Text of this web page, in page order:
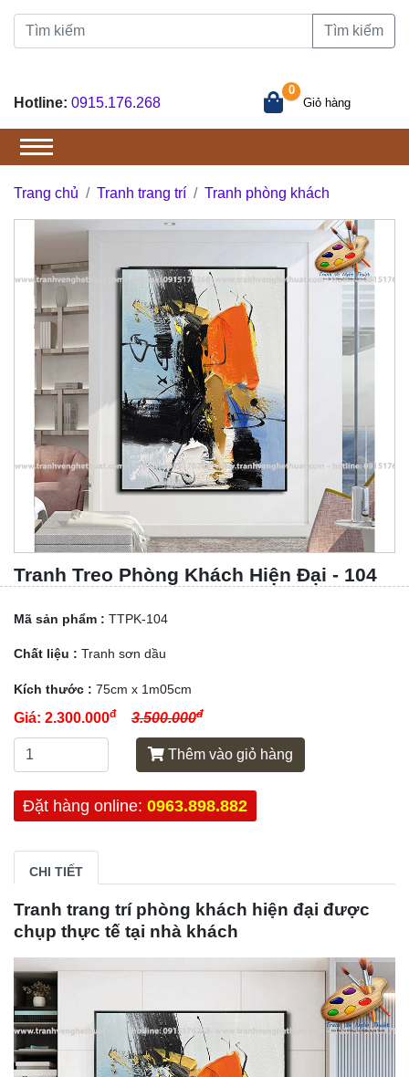
Tìm kiếm
Hotline: 0915.176.268
0
Giỏ hàng
Trang chủ Tranh trang trí Tranh phòng khách
Tranh Treo Phòng Khách Hiện Đại - 104
Mã sản phẩm : TTPK-104
Chất liệu : Tranh sơn dầu
Kích thước : 75cm x 1m05cm
Giá: 2.300.000đ 3.500.000đ
Thêm vào giỏ hàng
Đặt hàng online: 0963.898.882
CHI TIẾT
Tranh trang trí phòng khách hiện đại được
chụp thực tế tại nhà khách